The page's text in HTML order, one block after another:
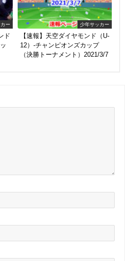
ー
ド
少年サッカー
【速報】天空ダイヤモンド（U-
12）-チャンピオンズカップ
（決勝トーナメント）2021/3/7